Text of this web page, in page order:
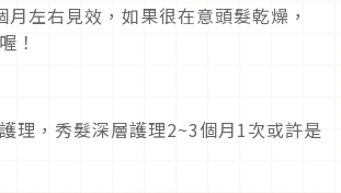
左右見效，如果很在意頭髮乾燥，
！
理，秀髮深層護理2~3個月1次或許是